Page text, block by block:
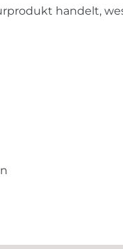
handelt,